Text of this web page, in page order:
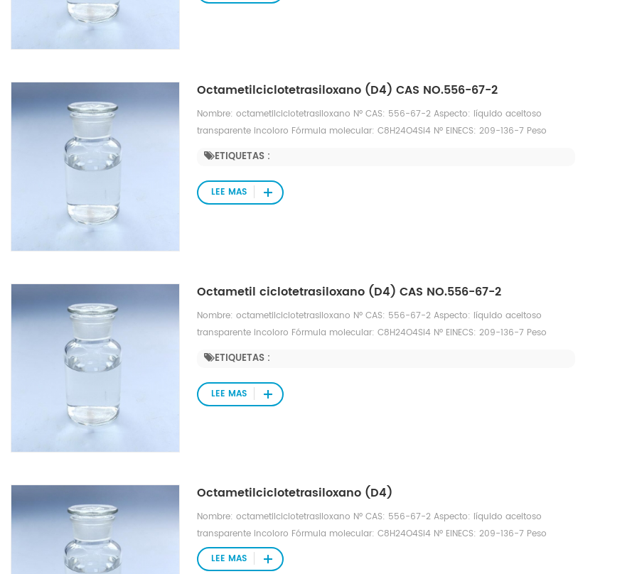
Octametilciclotetrasiloxano (D4) CAS NO.556-67-2
Nombre: octametilciclotetrasiloxano Nº CAS: 556-67-2 Aspecto: líquido aceitoso
transparente incoloro Fórmula molecular: C8H24O4Si4 Nº EINECS: 209-136-7 Peso
molecular: 296,6158 Densidad: (25 ℃, g/cm3): 0,9558 Punto de fusión: 17,6 °C, punto
175 °C a 760 mmHg Punto de inflamación: 63,2 °C Soluble en agua: INSOLUBLE Presión
de vapor: 1,57 mmHg a 25 °C
ETIQUETAS :
LEE MAS
Octametil ciclotetrasiloxano (D4) CAS NO.556-67-2
Nombre: octametilciclotetrasiloxano Nº CAS: 556-67-2 Aspecto: líquido aceitoso
transparente incoloro Fórmula molecular: C8H24O4Si4 Nº EINECS: 209-136-7 Peso
de ebullición 175,8 °C Índice de refracción (25 ℃): 1,3960~1,3970 Punto de ebullición:
175 °C a 760 mmHg Punto de inflamación: 63,2 °C Soluble en agua: INSOLUBLE Presión
de vapor: 1,57 mmHg a 25 °C
ETIQUETAS :
LEE MAS
Octametilciclotetrasiloxano (D4)
Nombre: octametilciclotetrasiloxano Nº CAS: 556-67-2 Aspecto: líquido aceitoso
transparente incoloro Fórmula molecular: C8H24O4Si4 Nº EINECS: 209-136-7 Peso
molecular: 296,6158 Densidad: (25 ℃, g/cm3): 0,9558 Punto de fusión: 17,6 °C, punto
de ebullición 175,8 °C Índice de refracción (25 ℃): 1,3960~1,3970 Punto de ebullición:
LEE MAS